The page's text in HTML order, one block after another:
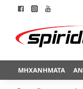
ΜΗΧΑΝΉΜΑΤΑ